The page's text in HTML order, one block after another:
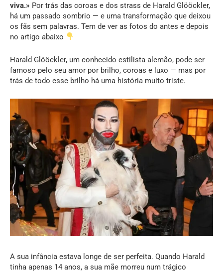
viva.» Por trás das coroas e dos strass de Harald Glööckler,
há um passado sombrio — e uma transformação que deixou
os fãs sem palavras. Tem de ver as fotos do antes e depois
no artigo abaixo
Harald Glööckler, um conhecido estilista alemão, pode ser
famoso pelo seu amor por brilho, coroas e luxo — mas por
trás de todo esse brilho há uma história muito triste.
A sua infância estava longe de ser perfeita. Quando Harald
tinha apenas 14 anos, a sua mãe morreu num trágico